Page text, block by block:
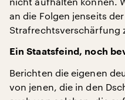
an die Folgen jenseits
Strafrechtsverschärfung
Ein Staatsfeind, noch
Berichten die eigenen
von jenen, die in den